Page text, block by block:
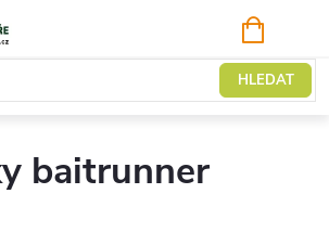
HLEDAT
KOŠÍK
baitrunner